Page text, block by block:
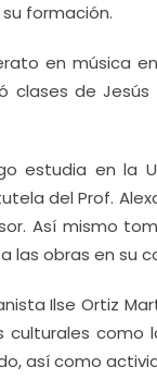
formación.
en música
clases de
estudia en la
del Prof.
Así mismo
las obras en su
Ilse Ortiz
culturales como
así como